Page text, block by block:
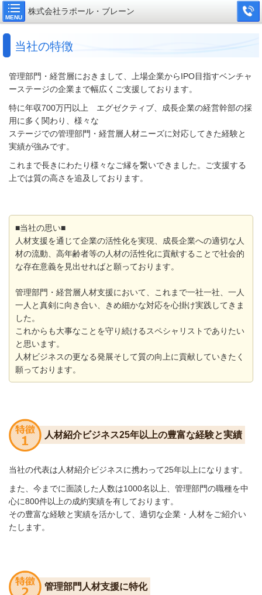
MENU
株式会社ラポール・ブレーン
当社の特徴
管理部門・経営層におきまして、
上場企業からIPO目指すベンチャ
ーステージの企業まで幅広くご支援しております。
特に年収700万円以上 エグゼクティブ、成長企業の経営幹部の採
用に多く関わり、様々 な
ステージでの管理部門・経営層人材ニーズに対応してきた経験と
実績が強みです。
これまで長きにわたり様々なご縁を繋いできました。
ご支援する
上では質の高さを追及しております。
■当社の思い■
人材支援を通じて企業の活性化を実現、成長企業への適切な人
材の流動、 高年齢者等の人材の活性化に貢献することで社会的
な存在意義を 見出せればと願っております。
管理部門・経営層人材支援において、
これまで一社一社、一人
一人と真剣に向き合い、きめ細かな対応を心掛け実践してきま
した。
これからも大事なことを守り続けるスペシャリストでありたい
と思います。
人材ビジネスの更なる発展そして質の向上に貢献していきたく
願っており ます。
人材紹介ビジネス25年以上の豊富な経験と実績
当社の代表は人材紹介ビジネスに携わって25年以上になります。
また、今までに面談した人数は1000名以上、管理部門の職種を中
心に800件以上の成約実績を有しております。
その豊富な経験と実績を活かして、適切な企業・人材をご紹介い
たします。
管理部門人材支援に特化